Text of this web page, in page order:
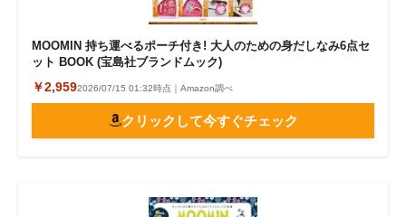
MOOMIN 持ち運べるポーチ付き! 大人のための身だしなみ6点セ
ット BOOK (宝島社ブランドムック)
￥2,9592026/07/15 01:32時点｜Amazon調べ
クリックして今すぐチェック